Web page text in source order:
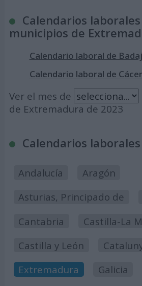
Calendarios
municipios de
Calendario laboral de
Calendario laboral de
Ver el mes de
de Extremadura de 2023
Calendarios
Andalucía
Aragón
Asturias, Principado de
Cantabria
Castilla-La
Castilla y León
Extremadura
Galicia